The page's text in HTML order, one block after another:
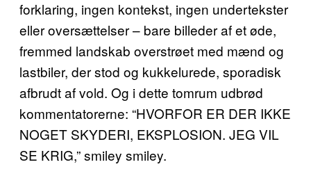
forklaring, ingen kontekst, ingen undertekster
eller oversættelser – bare billeder af et øde,
fremmed landskab overstrøet med mænd og
lastbiler, der stod og kukkelurede, sporadisk
afbrudt af vold. Og i dette tomrum udbrød
kommentatorerne: “HVORFOR ER DER IKKE
NOGET SKYDERI, EKSPLOSION. JEG VIL
SE KRIG,” smiley smiley.